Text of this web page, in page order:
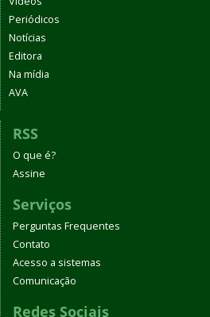
Periódicos
Notícias
Editora
Na mídia
AVA
RSS
O que é?
Assine
Serviços
Perguntas Frequentes
Contato
Acesso a sistemas
Comunicação
Redes Sociais